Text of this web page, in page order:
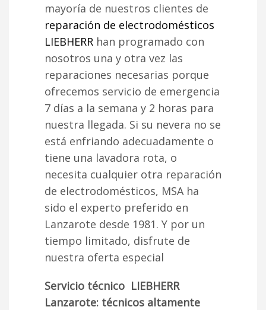
mayoría de nuestros clientes de
reparación de electrodomésticos
LIEBHERR han programado con
nosotros una y otra vez las
reparaciones necesarias porque
ofrecemos servicio de emergencia
7 días a la semana y 2 horas para
nuestra llegada. Si su nevera no se
está enfriando adecuadamente o
tiene una lavadora rota, o
necesita cualquier otra reparación
de electrodomésticos, MSA ha
sido el experto preferido en
Lanzarote desde 1981. Y por un
tiempo limitado, disfrute de
nuestra oferta especial
Servicio técnico LIEBHERR
Lanzarote: técnicos altamente